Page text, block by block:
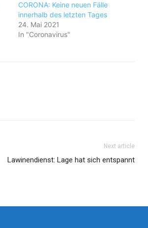
CORONA: Keine neuen Fälle
innerhalb des letzten Tages
24. Mai 2021
In "Coronavirus"
Next article
Lawinendienst: Lage hat sich entspannt